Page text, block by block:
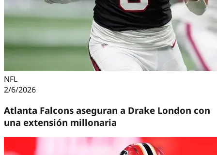
NFL
2/6/2026
Atlanta Falcons aseguran a Drake London con
una extensión millonaria